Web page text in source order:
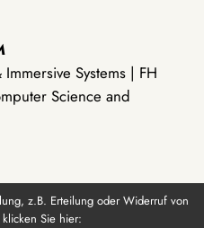
Systems | FH
Science and
z.B. Erteilung oder Widerruf von
Sie hier: